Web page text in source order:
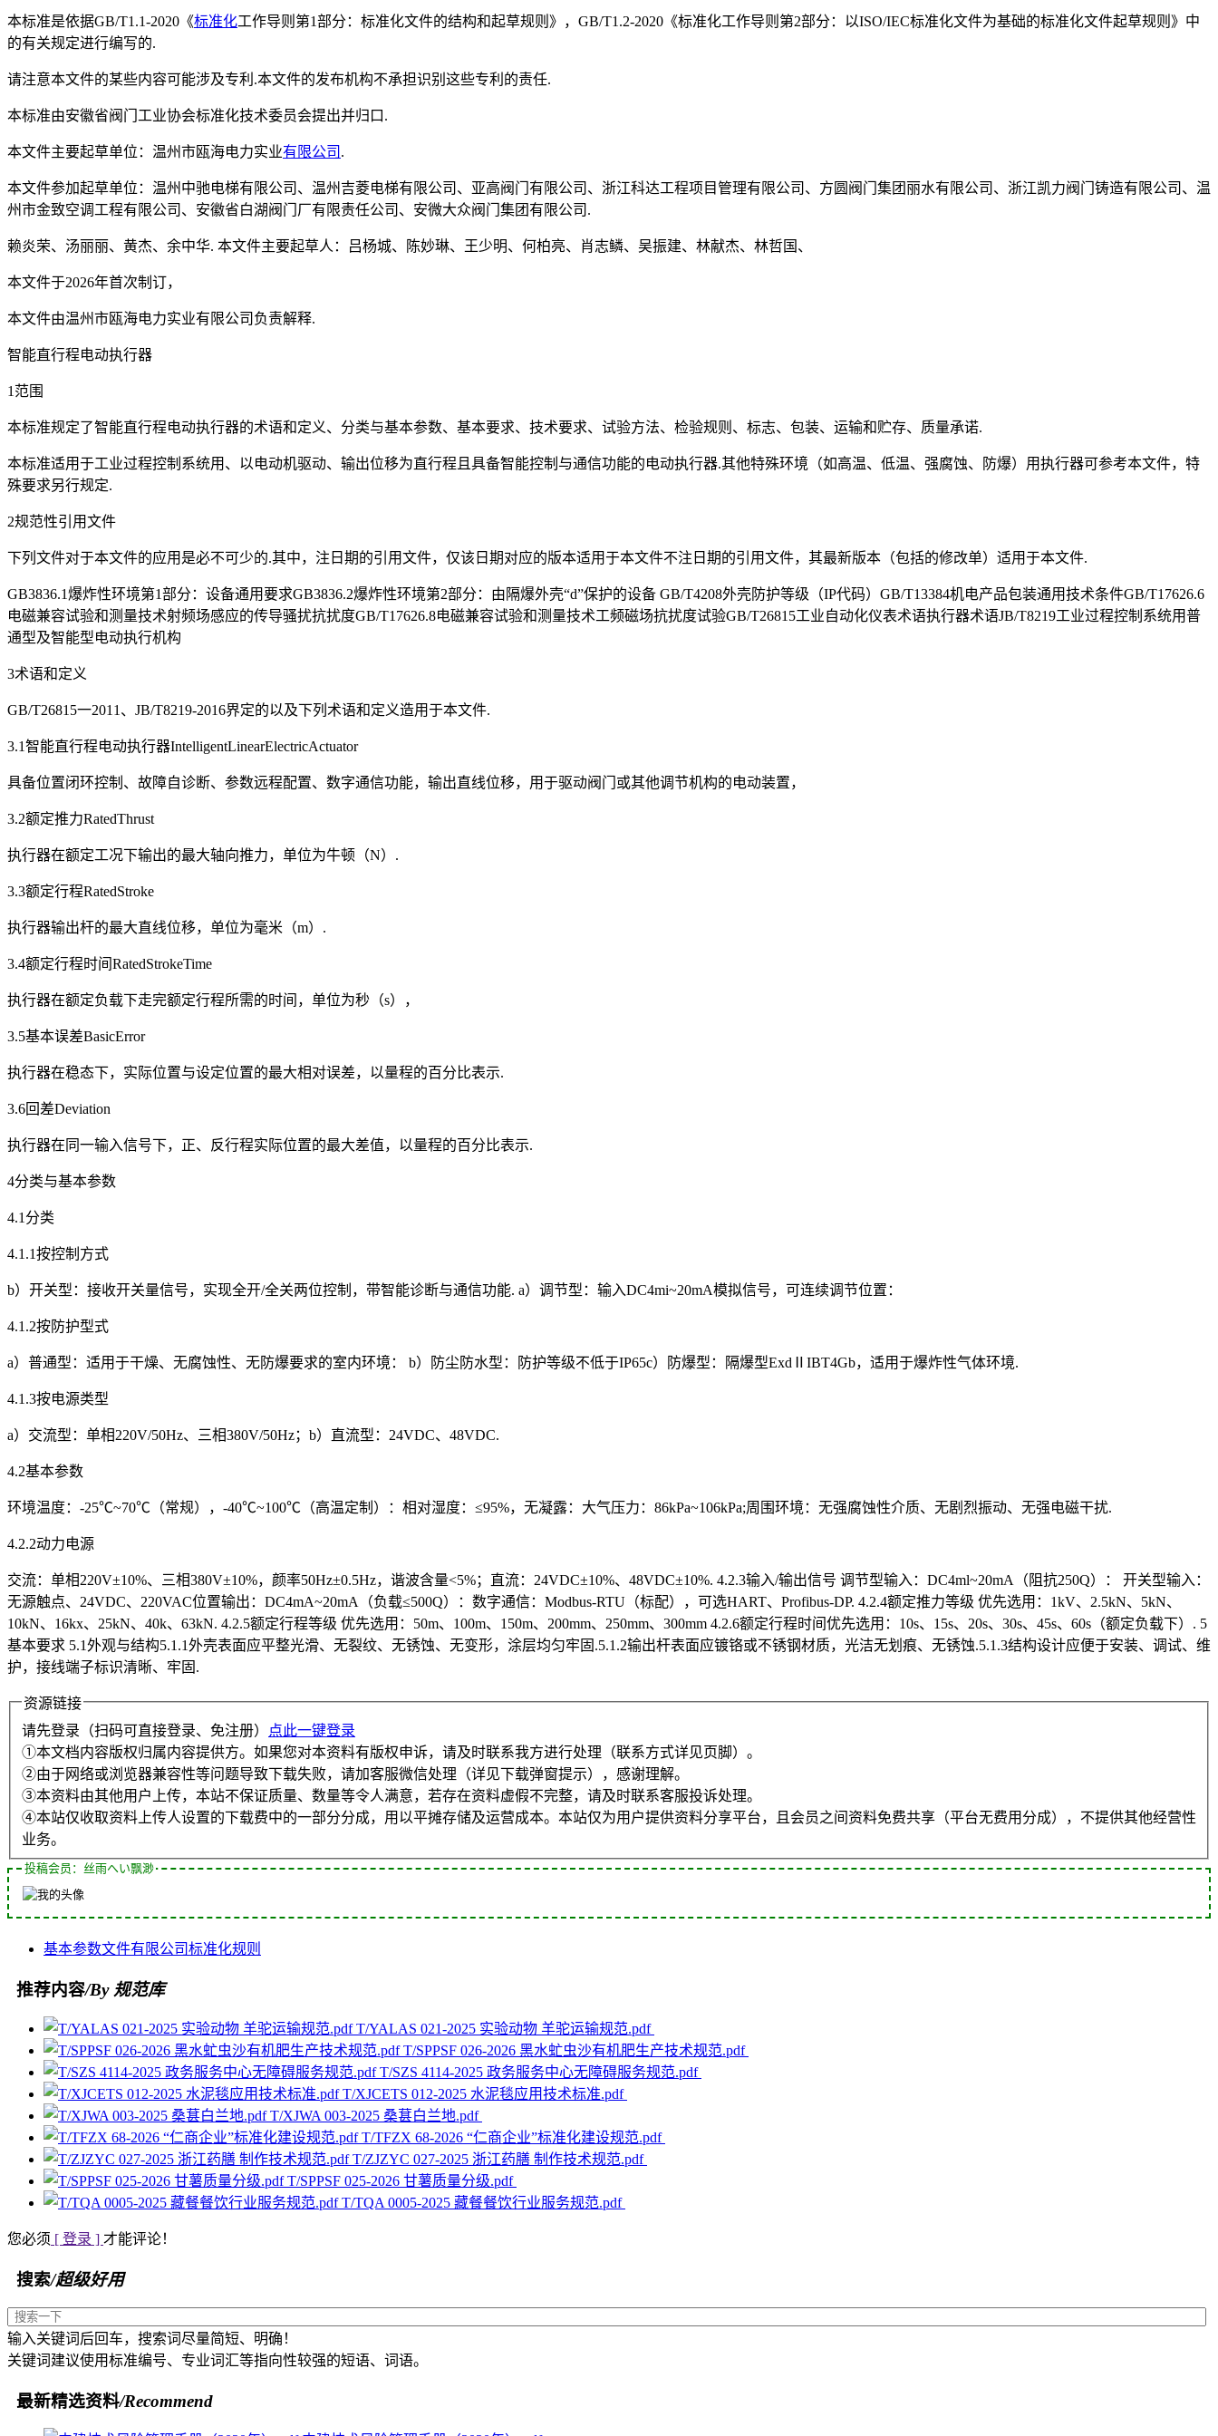
本标准是依据GB/T1.1-2020《标准化工作导则第1部分：标准化文件的结构和起草规则》，GB/T1.2-2020《标准化工作导则第2部分：以ISO/IEC标准化文件为基础的标准化文件起草规则》中
的有关规定进行编写的.
请注意本文件的某些内容可能涉及专利.本文件的发布机构不承担识别这些专利的责任.
本标准由安徽省阀门工业协会标准化技术委员会提出并归口.
本文件主要起草单位：温州市瓯海电力实业有限公司 .
本文件参加起草单位：温州中驰电梯有限公司、温州吉菱电梯有限公司、亚高阀门有限公司、浙江科达工程项目管理有限公司、方圆阀门集团丽水有限公司、浙江凯力阀门铸造有限公司、温
州市金致空调工程有限公司、安徽省白湖阀门厂有限责任公司、安微大众阀门集团有限公司.
赖炎荣、汤丽丽、黄杰、余中华. 本文件主要起草人：吕杨城、陈妙琳、王少明、何柏亮、肖志鳞、吴振建、林献杰、林哲国、
本文件于2026年首次制订，
本文件由温州市瓯海电力实业有限公司负责解释.
智能直行程电动执行器
1范围
本标准规定了智能直行程电动执行器的术语和定义、分类与基本参数、基本要求、技术要求、试验方法、检验规则、标志、包装、运输和贮存、质量承诺.
本标准适用于工业过程控制系统用、以电动机驱动、输出位移为直行程且具备智能控制与通信功能的电动执行器.其他特殊环境（如高温、低温、强腐蚀、防爆）用执行器可参考本文件，特
殊要求另行规定.
2规范性引用文件
下列文件对于本文件的应用是必不可少的.其中，注日期的引用文件，仅该日期对应的版本适用于本文件不注日期的引用文件，其最新版本（包括的修改单）适用于本文件.
GB3836.1爆炸性环境第1部分：设备通用要求GB3836.2爆炸性环境第2部分：由隔爆外壳“d”保护的设备 GB/T4208外壳防护等级（IP代码）GB/T13384机电产品包装通用技术条件GB/T17626.6
电磁兼容试验和测量技术射频场感应的传导骚扰抗扰度GB/T17626.8电磁兼容试验和测量技术工频磁场抗扰度试验GB/T26815工业自动化仪表术语执行器术语JB/T8219工业过程控制系统用普
通型及智能型电动执行机构
3术语和定义
GB/T26815一2011、JB/T8219-2016界定的以及下列术语和定义造用于本文件.
3.1智能直行程电动执行器IntelligentLinearElectricActuator
具备位置闭环控制、故障自诊断、参数远程配置、数字通信功能，输出直线位移，用于驱动阀门或其他调节机构的电动装置，
3.2额定推力RatedThrust
执行器在额定工况下输出的最大轴向推力，单位为牛顿（N）.
3.3额定行程RatedStroke
执行器输出杆的最大直线位移，单位为毫米（m）.
3.4额定行程时间RatedStrokeTime
执行器在额定负载下走完额定行程所需的时间，单位为秒（s），
3.5基本误差BasicError
执行器在稳态下，实际位置与设定位置的最大相对误差，以量程的百分比表示.
3.6回差Deviation
执行器在同一输入信号下，正、反行程实际位置的最大差值，以量程的百分比表示.
4分类与基本参数
4.1分类
4.1.1按控制方式
b）开关型：接收开关量信号，实现全开/全关两位控制，带智能诊断与通信功能. a）调节型：输入DC4mi~20mA模拟信号，可连续调节位置：
4.1.2按防护型式
a）普通型：适用于干燥、无腐蚀性、无防爆要求的室内环境： b）防尘防水型：防护等级不低于IP65c）防爆型：隔爆型ExdⅡIBT4Gb，适用于爆炸性气体环境.
4.1.3按电源类型
a）交流型：单相220V/50Hz、三相380V/50Hz；b）直流型：24VDC、48VDC.
4.2基本参数
环境温度：-25℃~70℃（常规），-40℃~100℃（高温定制）：相对湿度：≤95%，无凝露：大气压力：86kPa~106kPa;周围环境：无强腐蚀性介质、无剧烈振动、无强电磁干扰.
4.2.2动力电源
交流：单相220V±10%、三相380V±10%，颜率50Hz±0.5Hz，谐波含量<5%；直流：24VDC±10%、48VDC±10%. 4.2.3输入/输出信号 调节型输入：DC4ml~20mA（阻抗250Q）： 开关型输入：
无源触点、24VDC、220VAC位置输出：DC4mA~20mA（负载≤500Q）：数字通信：Modbus-RTU（标配），可选HART、Profibus-DP. 4.2.4额定推力等级 优先选用：1kV、2.5kN、5kN、
10kN、16kx、25kN、40k、63kN. 4.2.5额定行程等级 优先选用：50m、100m、150m、200mm、250mm、300mm 4.2.6额定行程时间优先选用：10s、15s、20s、30s、45s、60s（额定负载下）. 5
基本要求 5.1外观与结构5.1.1外壳表面应平整光滑、无裂纹、无锈蚀、无变形，涂层均匀牢固.5.1.2输出杆表面应镀铬或不锈钢材质，光洁无划痕、无锈蚀.5.1.3结构设计应便于安装、调试、维
护，接线端子标识清晰、牢固.
资源链接
请先登录（扫码可直接登录、免注册）
点此一键登录
①本文档内容版权归属内容提供方。如果您对本资料有版权申诉，请及时联系我方进行处理（联系方式详见页脚）。
②由于网络或浏览器兼容性等问题导致下载失败，请加客服微信处理（详见下载弹窗提示），感谢理解。
③本资料由其他用户上传，本站不保证质量、数量等令人满意，若存在资料虚假不完整，请及时联系客服投诉处理。
④本站仅收取资料上传人设置的下载费中的一部分分成，用以平摊存储及运营成本。本站仅为用户提供资料分享平台，且会员之间资料免费共享（平台无费用分成），不提供其他经营性
业务。
投稿会员：丝雨へい飘渺
基本参数文件有限公司标准化规则
推荐内容/By 规范库
T/YALAS 021-2025 实验动物 羊驼运输规范.pdf
T/SPPSF 026-2026 黑水虻虫沙有机肥生产技术规范.pdf
T/SZS 4114-2025 政务服务中心无障碍服务规范.pdf
T/XJCETS 012-2025 水泥毯应用技术标准.pdf
T/XJWA 003-2025 桑葚白兰地.pdf
T/TFZX 68-2026 “仁商企业”标准化建设规范.pdf
T/ZJZYC 027-2025 浙江药膳 制作技术规范.pdf
T/SPPSF 025-2026 甘薯质量分级.pdf
T/TQA 0005-2025 藏餐餐饮行业服务规范.pdf
您必须 [ 登录 ] 才能评论！
搜索/超级好用
输入关键词后回车，搜索词尽量简短、明确！
关键词建议使用标准编号、专业词汇等指向性较强的短语、词语。
最新精选资料/Recommend